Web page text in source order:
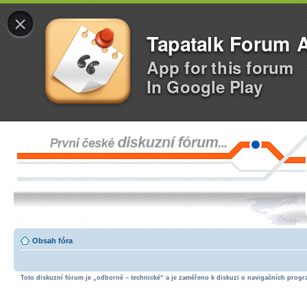
×
Tapatalk Forum
App for this forum
In Google Play
Obsah fóra
Toto diskuzní fórum je „odborně – technické“ a je zaměřeno k diskuzi o navigačních